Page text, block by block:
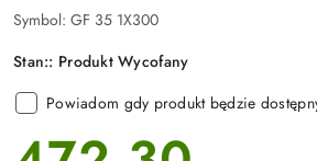
Symbol: GF 35 1X300
Stan:: Produkt Wycofany
Powiadom gdy produkt będzie